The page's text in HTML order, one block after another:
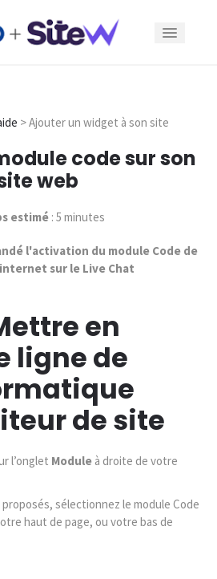
Créer un site
> Ajouter un widget à son site
code sur son
web
estimé: 5 minutes
l'activation du module Code de
sur le Live Chat
en
ligne de
de site
l’onglet Module à droite de votre
sélectionnez le module Code
haut de page, ou votre bas de